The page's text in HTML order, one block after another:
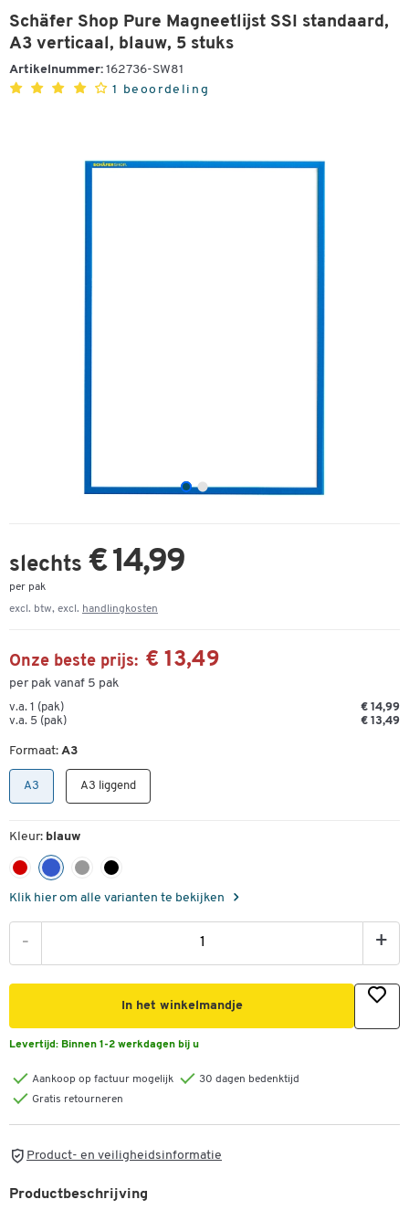
Schäfer Shop Pure Magneetlijst SSI standaard,
A3 verticaal, blauw, 5 stuks
Artikelnummer: 162736-SW81
1 beoordeling
slechts € 14,99
per pak
excl. btw, excl. handlingkosten
Onze beste prijs: € 13,49
per pak vanaf 5 pak
v.a. 1 (pak)
€ 14,99
v.a. 5 (pak)
€ 13,49
Formaat: A3
A3 A3 liggend
Kleur: blauw
Klik hier om alle varianten te bekijken
- +
In het winkelmandje
Levertijd: Binnen 1-2 werkdagen bij u
Aankoop op factuur mogelijk
30 dagen bedenktijd
Gratis retourneren
Product- en veiligheidsinformatie
Productbeschrijving